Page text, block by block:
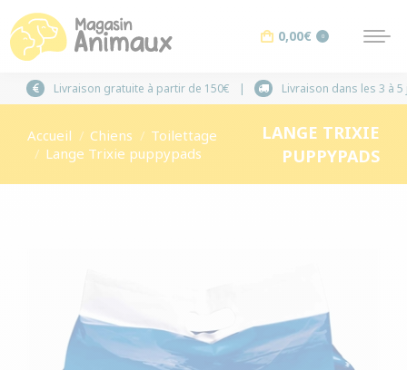
0,00€ 0
Livraison gratuite à partir de 150€ Livraison dans
Vous êtes ici :
Accueil Chiens
Toilettage
Lange Trixie puppypads
LANGE TRIXIE
PUPPYPADS